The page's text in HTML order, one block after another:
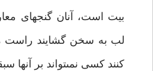
بيت است، آنان گنج‏هاى
لب به سخن گشايند راست
كنند كسى نمى‏تواند بر آنها